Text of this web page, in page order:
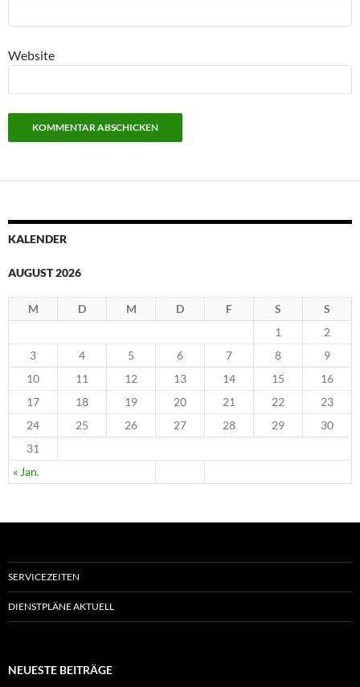
Website
KALENDER
AUGUST 2026
M D M D F S S
« Jan.
1
2
3
4 5 6 7 8
9
10
11 12 13 14 15
16
17
18 19 20 21 22
23
24
25 26 27 28 29
30
31
SERVICEZEITEN
DIENSTPLÄNE AKTUELL
NEUESTE BEITRÄGE